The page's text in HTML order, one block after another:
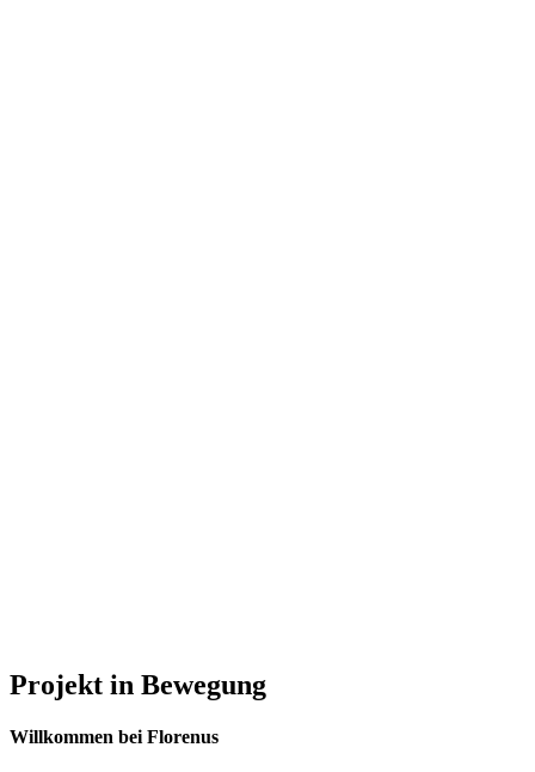
Projekt in Bewegung
Willkommen bei Florenus